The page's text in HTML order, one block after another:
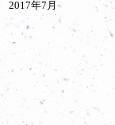
2017年7月